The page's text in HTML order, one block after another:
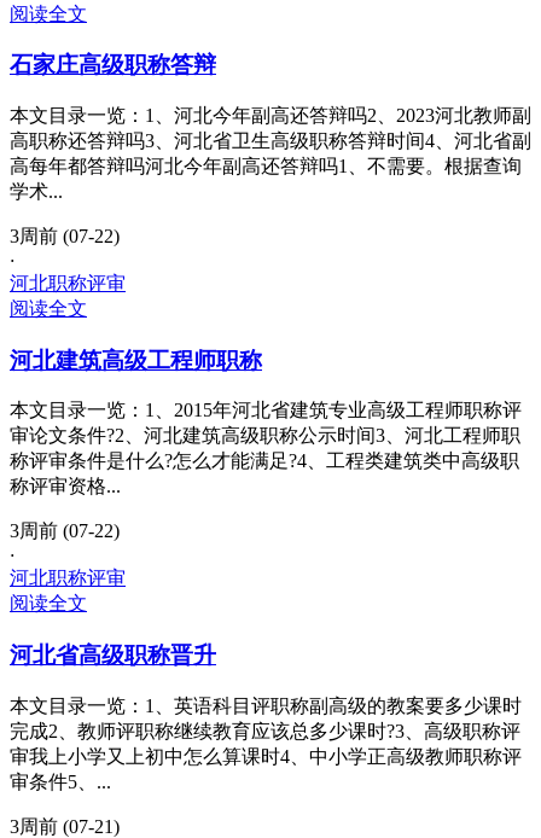
阅读全文
石家庄高级职称答辩
本文目录一览：1、河北今年副高还答辩吗2、2023河北教师副
高职称还答辩吗3、河北省卫生高级职称答辩时间4、河北省副
高每年都答辩吗河北今年副高还答辩吗1、不需要。根据查询
学术...
3周前 (07-22)
·
河北职称评审
阅读全文
河北建筑高级工程师职称
本文目录一览：1、2015年河北省建筑专业高级工程师职称评
审论文条件?2、河北建筑高级职称公示时间3、河北工程师职
称评审条件是什么?怎么才能满足?4、工程类建筑类中高级职
称评审资格...
3周前 (07-22)
·
河北职称评审
阅读全文
河北省高级职称晋升
本文目录一览：1、英语科目评职称副高级的教案要多少课时
完成2、教师评职称继续教育应该总多少课时?3、高级职称评
审我上小学又上初中怎么算课时4、中小学正高级教师职称评
审条件5、...
3周前 (07-21)